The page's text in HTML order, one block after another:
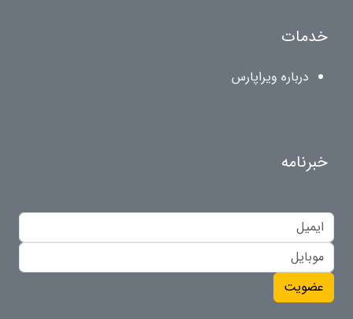
خدمات
درباره ویراپارس
خبرنامه
عضویت